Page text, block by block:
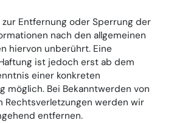
Entfernung oder Sperrung der
nach den allgemeinen
hiervon unberührt. Eine
ist jedoch erst ab dem
einer konkreten
möglich. Bei Bekanntwerden von
Rechtsverletzungen werden wir
entfernen.